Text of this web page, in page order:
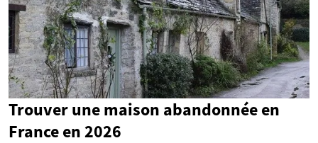
Trouver une maison abandonnée en
France en 2026